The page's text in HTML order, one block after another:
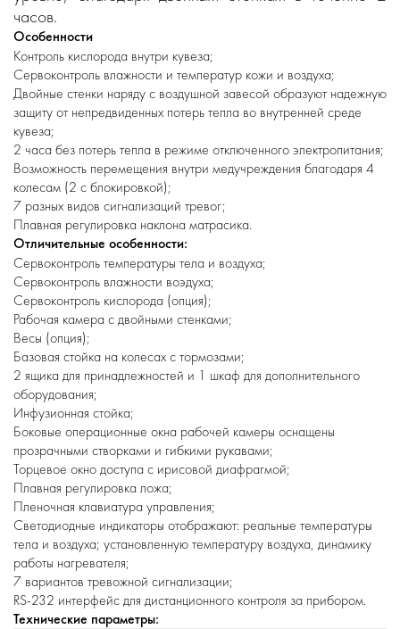
часов.
Особенности
Контроль кислорода внутри кувеза;
Сервоконтроль влажности и температур кожи и воздуха;
Двойные стенки наряду с воздушной завесой образуют надежную
защиту от непредвиденных потерь тепла во внутренней среде
кувеза;
2 часа без потерь тепла в режиме отключенного электропитания;
Возможность перемещения внутри медучреждения благодаря 4
колесам (2 с блокировкой);
7 разных видов сигнализаций тревог;
Плавная регулировка наклона матрасика.
Отличительные особенности:
Сервоконтроль температуры тела и воздуха;
Сервоконтроль влажности воэдуха;
Сервоконтроль кислорода (опция);
Рабочая камера с двойными стенками;
Весы (опция);
Базовая стойка на колесах с тормозами;
2 ящика для принадлежностей и 1 шкаф для дополнительного
оборудования;
Инфузионная стойка;
Боковые операционные окна рабочей камеры оснащены
прозрачными створками и гибкими рукавами;
Торцевое окно доступа с ирисовой диафрагмой;
Плавная регулировка ложа;
Пленочная клавиатура управления;
Светодиодные индикаторы отображают: реальные температуры
тела и воздуха; установленную температуру воздуха, динамику
работы нагревателя;
7 вариантов тревожной сигнализации;
RS-232 интерфейс для дистанционного контроля за прибором.
Технические параметры: